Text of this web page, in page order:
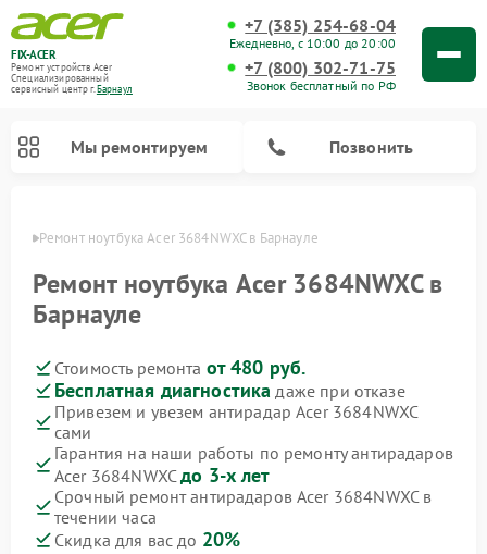
FIX-ACER
Ремонт устройств Acer
Специализированный
cервисный центр г.Барнаул
+7 (385) 254-68-04
Ежедневно, с 10:00 до 20:00
+7 (800) 302-71-75
Звонок бесплатный по РФ
Мы ремонтируем Позвонить
Ремонт ноутбука Acer 3684NWXC в Барнауле
Ремонт ноутбука Acer 3684NWXC в
Барнауле
Стоимость ремонта от 480 руб.
Бесплатная диагностика даже при отказе
Привезем и увезем антирадар Acer 3684NWXC
сами
Гарантия на наши работы по ремонту антирадаров
Acer 3684NWXCдо 3-х лет
Срочный ремонт антирадаров Acer 3684NWXC в
течении часа
Скидка для вас до 20%